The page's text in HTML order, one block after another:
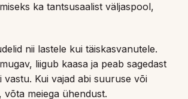
ka tantsusaalist väljaspool,
nii lastele kui täiskasvanutele.
liigub kaasa ja peab sagedast
vastu. Kui vajad abi suuruse või
võta meiega ühendust.